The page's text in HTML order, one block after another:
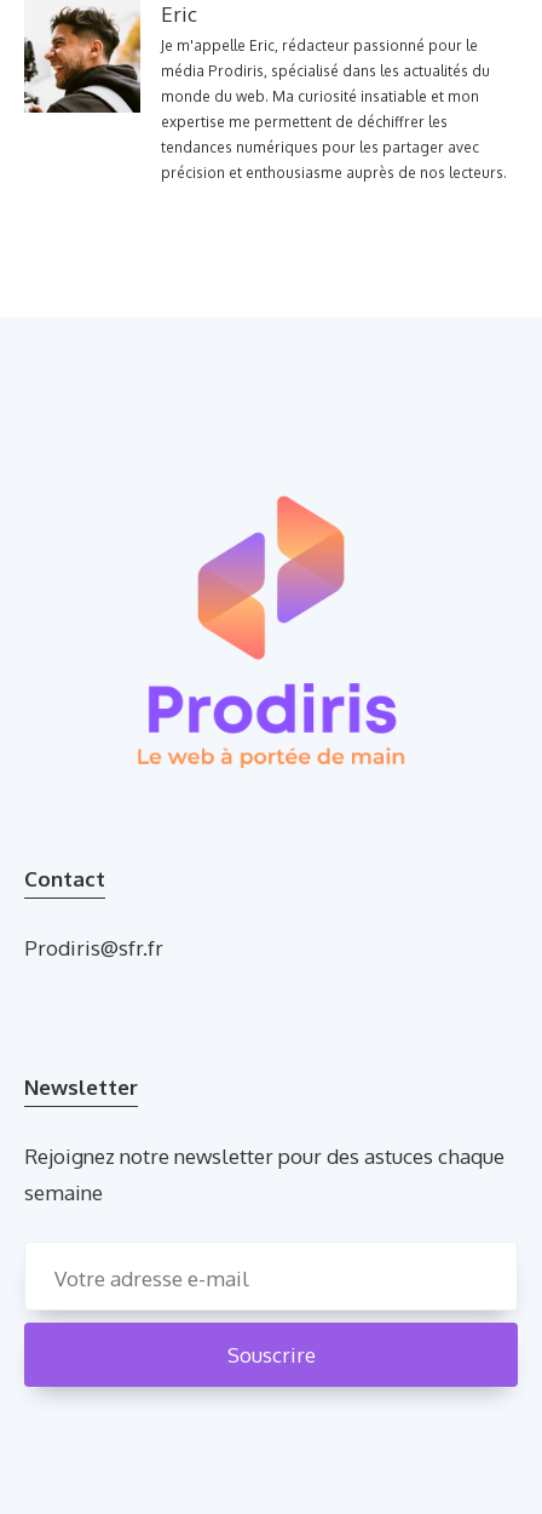
Eric
Je m'appelle Eric, rédacteur passionné pour le
média Prodiris, spécialisé dans les actualités du
monde du web. Ma curiosité insatiable et mon
expertise me permettent de déchiffrer les
tendances numériques pour les partager avec
précision et enthousiasme auprès de nos lecteurs.
Contact
Prodiris@sfr.fr
Newsletter
Rejoignez notre newsletter pour des astuces chaque
semaine